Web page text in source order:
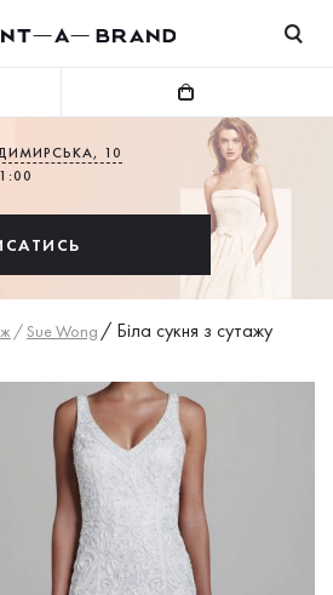
10
/Sue Wong / Біла сукня з сутажу